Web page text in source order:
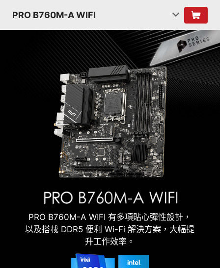
PRO B760M-A WIFI
PRO B760M-A WIFI 有多項貼心彈性設計，
以及搭載 DDR5 便利 Wi-Fi 解決方案，大幅提
升工作效率。